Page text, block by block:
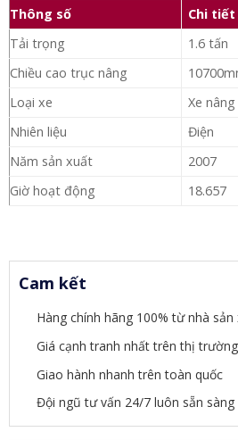
Thông số
Chi tiết
Tải trọng
1.6 tấn
Chiều cao trục nâng
Loại xe
Xe
Nhiên liệu
Điện
Năm sản xuất
2007
Giờ hoạt động
18.657
Cam kết
Hàng chính hãng 100% từ nhà sản
Giá cạnh tranh nhất trên thị trường
Giao hành nhanh trên toàn quốc
Đội ngũ tư vấn 24/7 luôn sẵn sàng